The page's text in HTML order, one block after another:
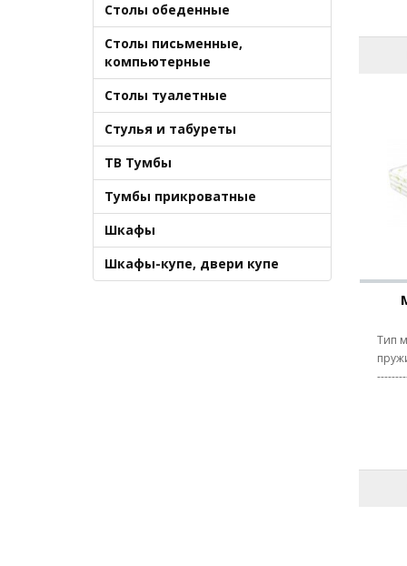
Столы обеденные
Столы письменные,
компьютерные
Столы туалетные
Стулья и табуреты
ТВ Тумбы
Тумбы прикроватные
Шкафы
Шкафы-купе, двери купе
Тип